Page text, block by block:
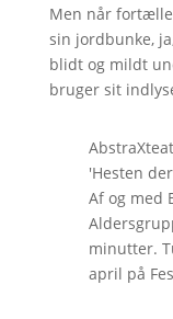
Men når
sin jordbunke,
blidt og mildt
bruger sit
'Hesten
Af og med
minutter.
april på